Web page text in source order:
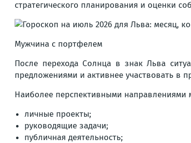
стратегического планирования и оценки
Мужчина с портфелем
После перехода Солнца в знак Льва
предложениями и активнее участвовать в
Наиболее перспективными направлениями
личные проекты;
руководящие задачи;
публичная деятельность;